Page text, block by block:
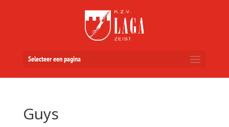
Selecteer een pagina
Guys